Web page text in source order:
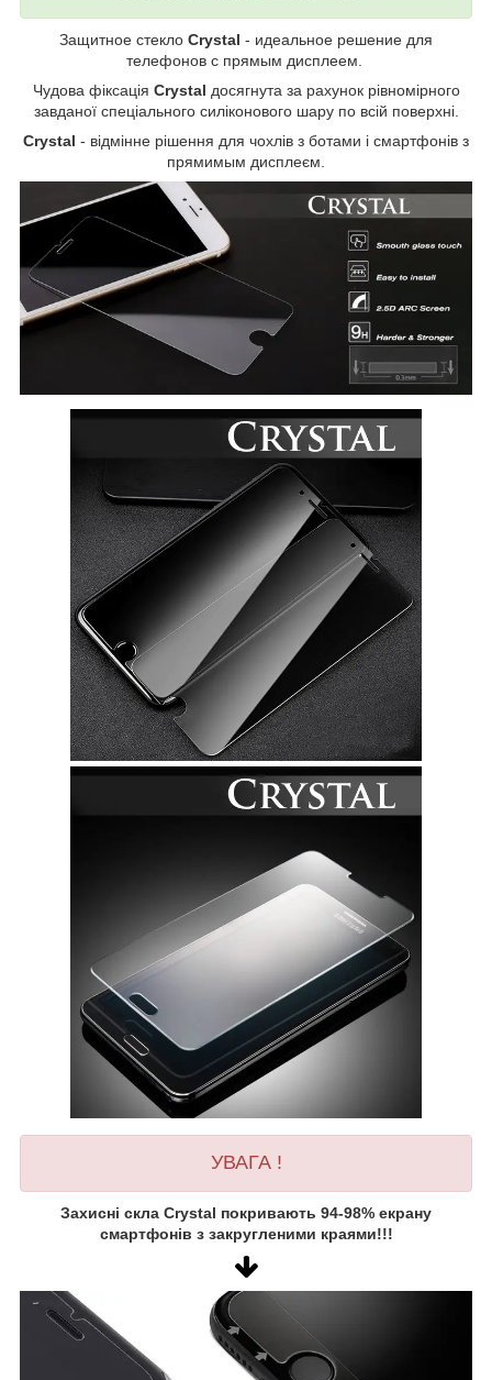
Защитное стекло Crystal - идеальное решение для
телефонов с прямым дисплеем.
Чудова фіксація Crystal досягнута за рахунок рівномірного
завданої спеціального силіконового шару по всій поверхні.
Crystal - відмінне рішення для чохлів з ботами і смартфонів з
прямимым дисплеєм.
УВАГА !
Захисні скла Crystal покривають 94-98% екрану
смартфонів з закругленими краями!!!